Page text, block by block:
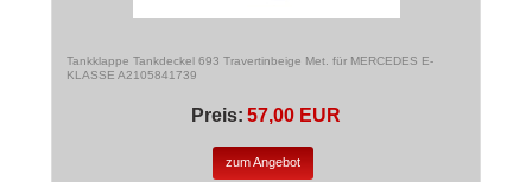
Tankklappe Tankdeckel 693 Travertinbeige Met. für MERCEDES E-
KLASSE A2105841739
Preis: 57,00 EUR
zum Angebot